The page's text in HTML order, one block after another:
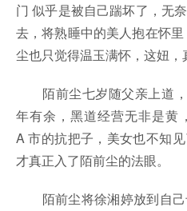
门 似乎是被自己踹坏了，无
去，将熟睡中的美人抱在怀
尘也只觉得温玉满怀，这妞，
陌前尘七岁随父亲上道，
年有余，黑道经营无非是黄
A 市的抗把子，美女也不知
才真正入了陌前尘的法眼。
陌前尘将徐湘婷放到自己